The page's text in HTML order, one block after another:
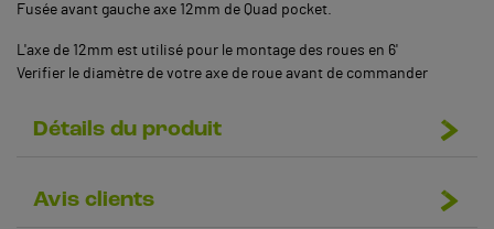
Fusée avant gauche axe 12mm de Quad pocket.
L'axe de 12mm est utilisé pour le montage des roues en 6'
Verifier le diamètre de votre axe de roue avant de commander
Détails du produit
Avis clients